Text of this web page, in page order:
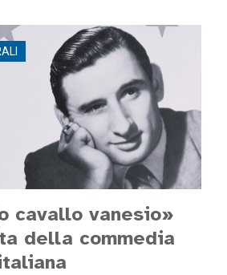
cavallo vanesio»
della commedia